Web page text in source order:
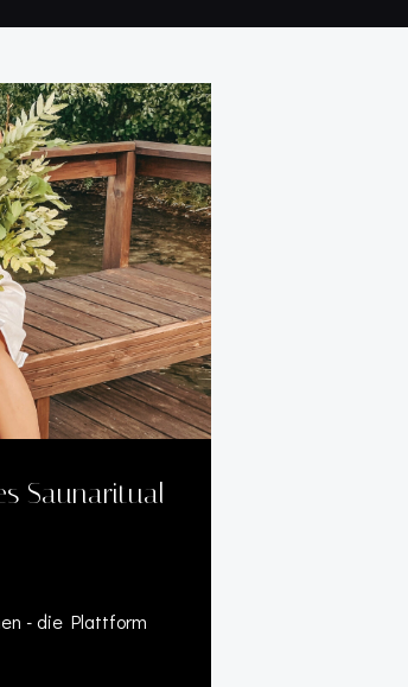
Saunaritual
- die Plattform